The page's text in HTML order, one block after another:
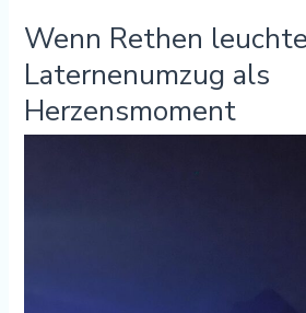
Wenn Rethen
Laternenumzug als
Herzensmoment
Wenn
leuchtet
–
Unser